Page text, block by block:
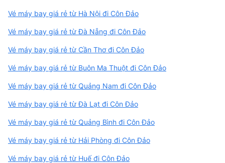
Vé máy bay giá rẻ từ Hà Nội đi Côn Đảo
Vé máy bay giá rẻ từ Đà Nẵng đi Côn Đảo
Vé máy bay giá rẻ từ Cần Thơ đi Côn Đảo
Vé máy bay giá rẻ từ Buôn Ma Thuột đi Côn Đảo
Vé máy bay giá rẻ từ Quảng Nam đi Côn Đảo
Vé máy bay giá rẻ từ Đà Lạt đi Côn Đảo
Vé máy bay giá rẻ từ Quảng Bình đi Côn Đảo
Vé máy bay giá rẻ từ Hải Phòng đi Côn Đảo
Vé máy bay giá rẻ từ Huế đi Côn Đảo